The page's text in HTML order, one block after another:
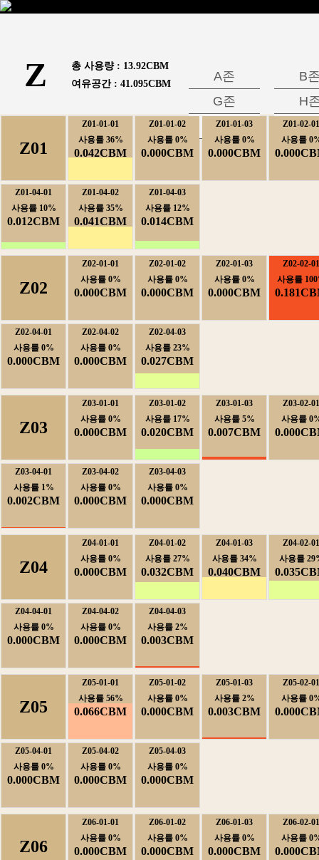
Z 총사용량: 13.92CBM
여유공간: 41.095CBM
A존
B
G존
H
M존
N
Z01
Z01-01-01
사용률36%
0.042CBM
Z01-01-02
사용률0%
0.000CBM
Z01-01-03
사용률0%
0.000CBM
Z01-02-01
사용률
Z01-04-01
사용률10%
0.012CBM
Z01-04-02
사용률35%
0.041CBM
Z01-04-03
사용률12%
0.014CBM
Z02
Z02-01-01
사용률0%
0.000CBM
Z02-01-02
사용률0%
0.000CBM
Z02-01-03
사용률0%
0.000CBM
Z02-02-01
사용률
Z02-04-01
사용률0%
0.000CBM
Z02-04-02
사용률0%
0.000CBM
Z02-04-03
사용률23%
0.027CBM
Z03
Z03-01-01
사용률0%
0.000CBM
Z03-01-02
사용률17%
0.020CBM
Z03-01-03
사용률5%
0.007CBM
Z03-02-01
사용률
Z03-04-01
사용률1%
0.002CBM
Z03-04-02
사용률0%
0.000CBM
Z03-04-03
사용률0%
0.000CBM
Z04
Z04-01-01
사용률0%
0.000CBM
Z04-01-02
사용률27%
0.032CBM
Z04-01-03
사용률34%
0.040CBM
Z04-02-01
사용률
Z04-04-01
사용률0%
0.000CBM
Z04-04-02
사용률0%
0.000CBM
Z04-04-03
사용률2%
0.003CBM
Z05
Z05-01-01
사용률56%
0.066CBM
Z05-01-02
사용률0%
0.000CBM
Z05-01-03
사용률2%
0.003CBM
Z05-02-01
사용률
Z05-04-01
사용률0%
0.000CBM
Z05-04-02
사용률0%
0.000CBM
Z05-04-03
사용률0%
0.000CBM
Z06
Z06-01-01
사용률0%
0.000CBM
Z06-01-02
사용률0%
0.000CBM
Z06-01-03
사용률0%
0.000CBM
Z06-02-01
사용률